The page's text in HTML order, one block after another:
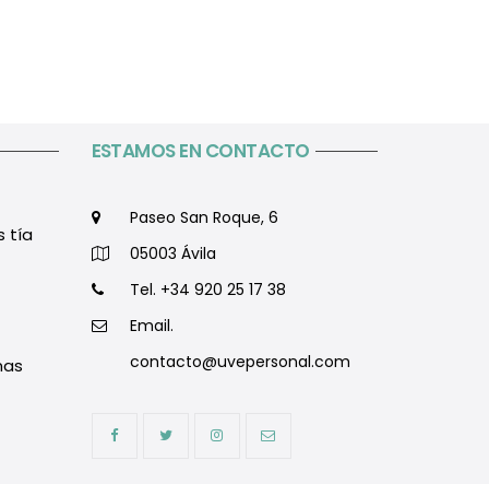
tía
ESTAMOS EN CONTACTO
Paseo San Roque, 6
05003 Ávila
Tel. +34 920 25 17 38
Email.
contacto@uvepersonal.com